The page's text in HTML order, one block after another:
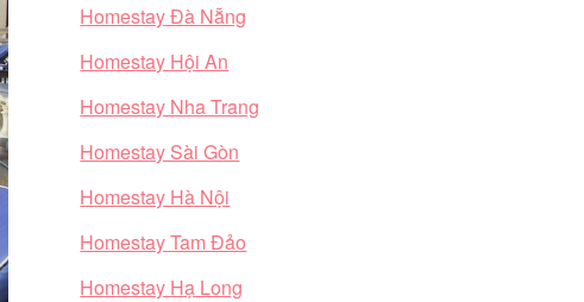
Homestay Đà Nẵng
Homestay Hội An
Homestay Nha Trang
Homestay Sài Gòn
Homestay Hà Nội
Homestay Tam Đảo
Homestay Hạ Long